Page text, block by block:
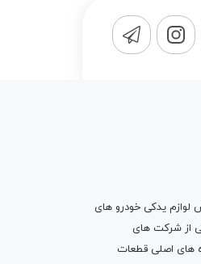
لوازم یدکی خودرو های
یدکی از شرکت های
های اصلی قطعات